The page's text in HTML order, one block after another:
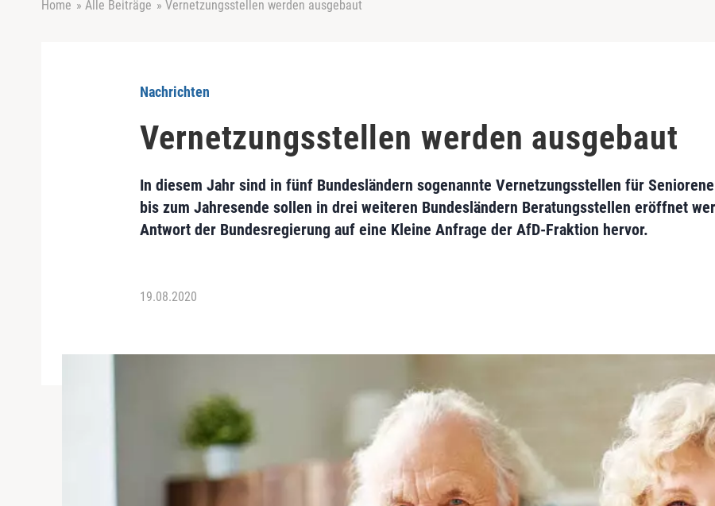
Home » Alle Beiträge » Vernetzungsstellen werden ausgebaut
Nachrichten
Vernetzungsstellen werden ausgebaut
In diesem Jahr sind in fünf Bundesländern sogenannte Vernetzungsstellen für
bis zum Jahresende sollen in drei weiteren Bundesländern Beratungsstellen eröffnet
Antwort der Bundesregierung auf eine Kleine Anfrage der AfD-Fraktion hervor.
19.08.2020